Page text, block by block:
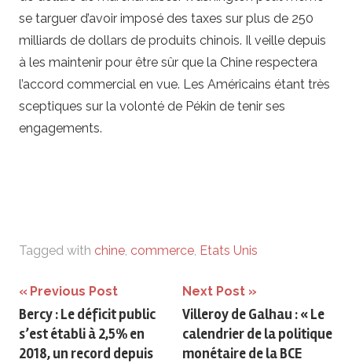
se targuer d’avoir imposé des taxes sur plus de 250
milliards de dollars de produits chinois. Il veille depuis
à les maintenir pour être sûr que la Chine respectera
l’accord commercial en vue. Les Américains étant très
sceptiques sur la volonté de Pékin de tenir ses
engagements.
Tagged with chine, commerce, Etats Unis
Navigation
de
l’article
Previous Post
Bercy : Le déficit public
s’est établi à 2,5% en
2018, un record depuis
Next Post
Villeroy de Galhau : « Le
calendrier de la politique
monétaire de la BCE